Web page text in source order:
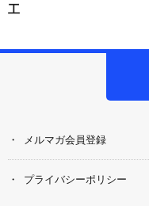
工
メルマガ会員登録
プライバシーポリシー